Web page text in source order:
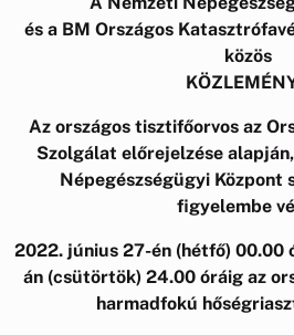
és a BM Országos
közös
Az országos tisztifőorvos az
Szolgálat előrejelzése
Népegészségügyi Központ
figyelembe
2022. június 27-én (hétfő)
án (csütörtök) 24.00 óráig az
harmadfokú